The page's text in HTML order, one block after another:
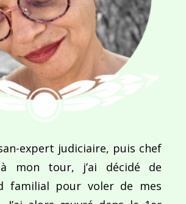
expert judiciaire, puis chef
à mon tour, j’ai décidé de
familial pour voler de mes